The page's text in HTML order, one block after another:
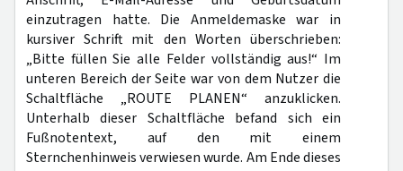
einzutragen hatte. Die Anmeldemaske war in
kursiver Schrift mit den Worten überschrieben:
„Bitte füllen Sie alle Felder vollständig aus!“ Im
unteren Bereich der Seite war von dem Nutzer die
Schaltfläche „ROUTE PLANEN“ anzuklicken.
Unterhalb dieser Schaltfläche befand sich ein
Fußnotentext, auf den mit einem
Sternchenhinweis verwiesen wurde. Am Ende dieses